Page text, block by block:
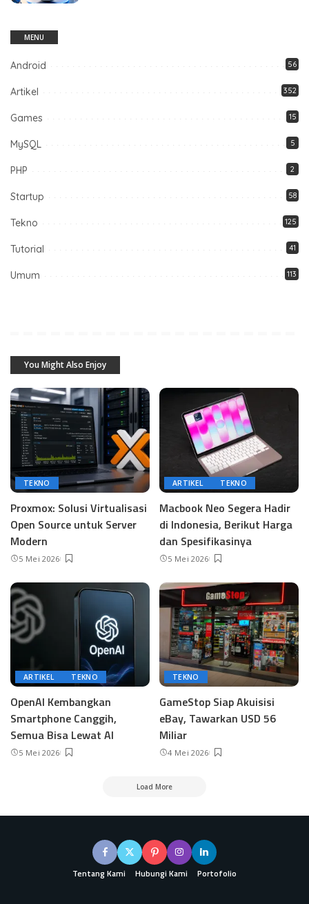
MENU
Android 56
Artikel 352
Games 15
MySQL 5
PHP 2
Startup 58
Tekno 125
Tutorial 41
Umum 113
You Might Also Enjoy
TEKNO
Proxmox: Solusi Virtualisasi
Open Source untuk Server
Modern
5 Mei 2026
ARTIKEL TEKNO
Macbook Neo Segera Hadir
di Indonesia, Berikut Harga
dan Spesifikasinya
5 Mei 2026
ARTIKEL TEKNO
OpenAI Kembangkan
Smartphone Canggih,
Semua Bisa Lewat AI
5 Mei 2026
TEKNO
GameStop Siap Akuisisi
eBay, Tawarkan USD 56
Miliar
4 Mei 2026
Load More
Tentang Kami Hubungi Kami Portofolio